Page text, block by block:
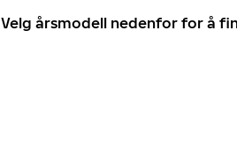
Velg årsmodell nedenfor for å